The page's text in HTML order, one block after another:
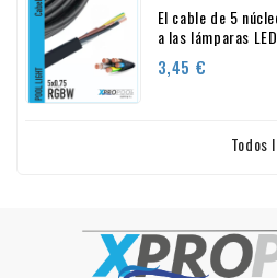
El cable de 5
a las lámparas
3,45 €
Todos